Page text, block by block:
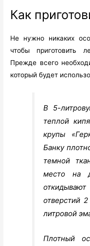
Как
Не нужно никаких
чтобы приготовить
Прежде всего
который будет
В 5-
теплой
крупы
Банку
темной
место на
отверстий
литровой
Плотный